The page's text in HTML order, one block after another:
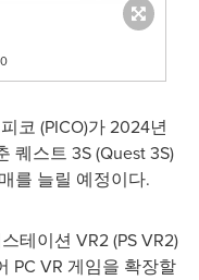
피코 (PICO)가2024년
퀘스트 3S (Quest 3S)
를 늘릴 예정이다.
테이션 VR2 (PS VR2)
PC VR 게임을 확장할